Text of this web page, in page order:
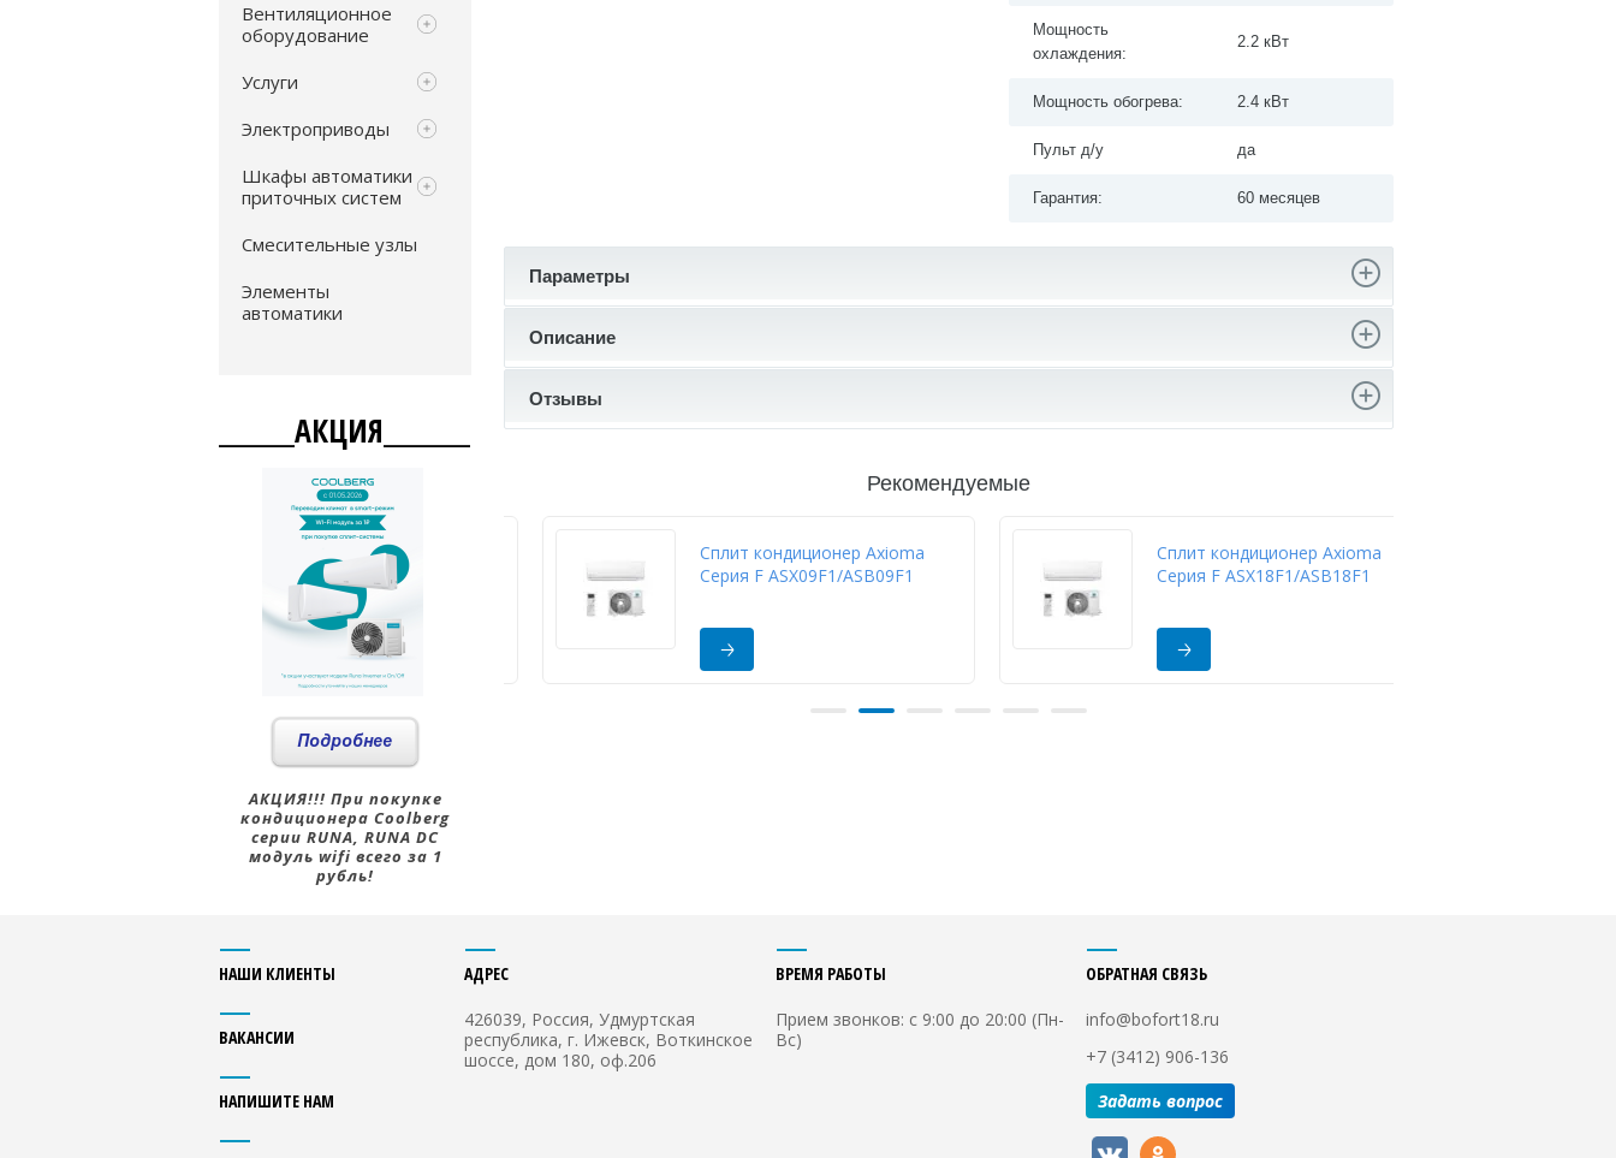
Вентиляционное
оборудование
Услуги
Электроприводы
Шкафы автоматики
приточных систем
Смесительные узлы
Элементы
автоматики
_______АКЦИЯ________
АКЦИЯ!!! При покупке
кондиционера Coolberg
серии RUNA, RUNA DC
модуль wifi всего за 1
рубль!
Мощность
охлаждения:
2.2 кВт
Мощность обогрева: 2.4 кВт
Пульт д/у да
Гарантия: 60 месяцев
Параметры
Описание
Отзывы
Рекомендуемые
Настенные внутренние блоки
Smart Multi Energolux SAS12M3-
Сплит кондиционер Axioma
Серия F ASX09F1/ASB09F1
Сплит кондиционер Axioma
Серия F ASX18F1/ASB18F1
НАШИ КЛИЕНТЫ
ВАКАНСИИ
НАПИШИТЕ НАМ
АДРЕС
426039, Россия, Удмуртская
республика, г. Ижевск, Воткинское
шоссе, дом 180, оф.206
ВРЕМЯ РАБОТЫ
Прием звонков: с 9:00 до 20:00 (Пн-
Вс)
ОБРАТНАЯ СВЯЗЬ
info@bofort18.ru
+7 (3412) 906-136
Задать вопрос